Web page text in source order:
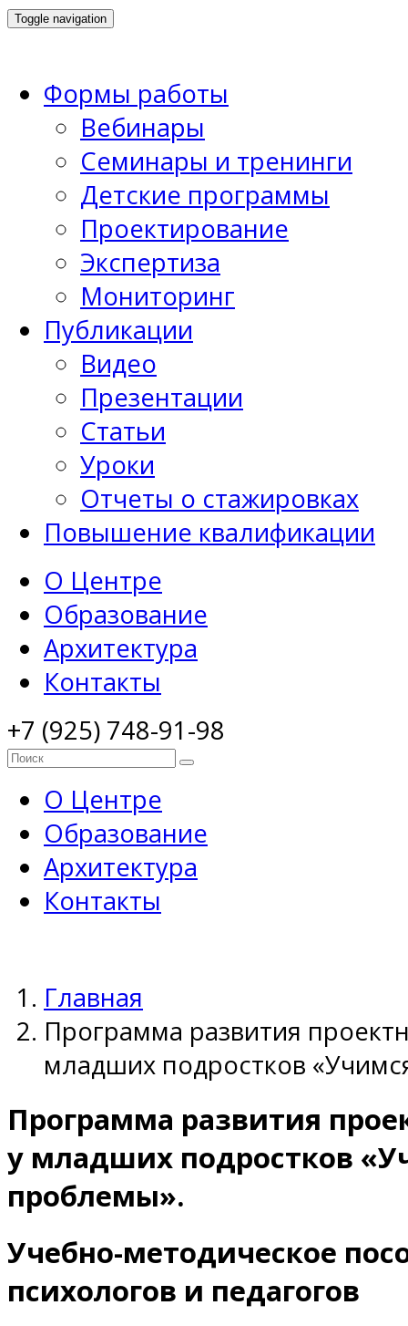
Toggle navigation
Формы работы
Вебинары
Семинары и тренинги
Детские программы
Проектирование
Экспертиза
Мониторинг
Публикации
Видео
Презентации
Статьи
Уроки
Отчеты о стажировках
Повышение квалификации
О Центре
Образование
Архитектура
Контакты
+7 (925) 748-91-98
О Центре
Образование
Архитектура
Контакты
Главная
Программа развития
младших подростков
Программа развития
у младших подростков
проблемы».
Учебно-методическое
психологов и педагогов